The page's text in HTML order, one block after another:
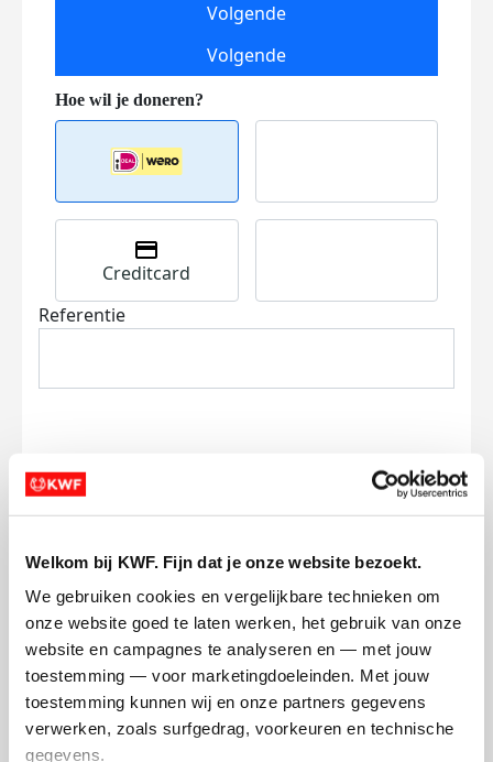
Welkom bij KWF. Fijn dat je onze website bezoekt.
We gebruiken cookies en vergelijkbare technieken om
onze website goed te laten werken, het gebruik van onze
website en campagnes te analyseren en — met jouw
toestemming — voor marketingdoeleinden. Met jouw
toestemming kunnen wij en onze partners gegevens
verwerken, zoals surfgedrag, voorkeuren en technische
gegevens.
Volgende
Volgende
Creditcard
Referentie
Ik wil bijdragen aan de transactiekosten
Doneer nu
Opgehaald
€50